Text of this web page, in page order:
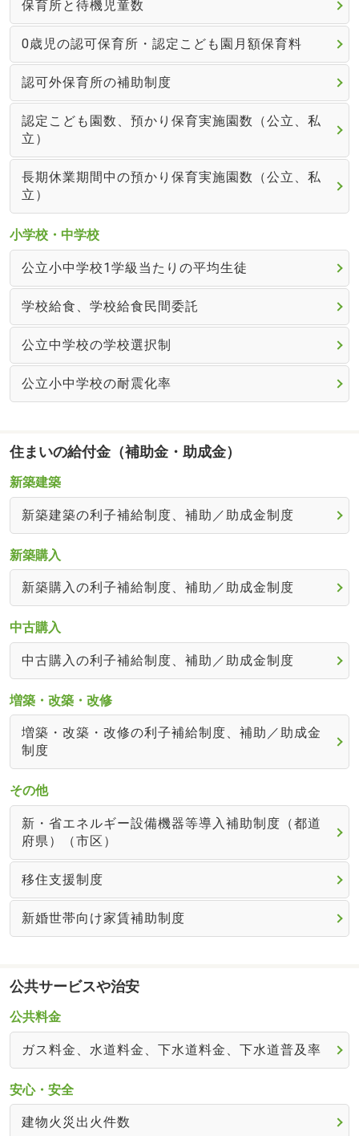
保育所と待機児童数
0歳児の認可保育所・認定こども園月額保育料
認可外保育所の補助制度
認定こども園数、預かり保育実施園数（公立、私
立）
長期休業期間中の預かり保育実施園数（公立、私
立）
小学校・中学校
公立小中学校1学級当たりの平均生徒
学校給食、学校給食民間委託
公立中学校の学校選択制
公立小中学校の耐震化率
住まいの給付金（補助金・助成金）
新築建築
新築建築の利子補給制度、補助／助成金制度
新築購入
新築購入の利子補給制度、補助／助成金制度
中古購入
中古購入の利子補給制度、補助／助成金制度
増築・改築・改修
増築・改築・改修の利子補給制度、補助／助成金
制度
その他
新・省エネルギー設備機器等導入補助制度（都道
府県）（市区）
移住支援制度
新婚世帯向け家賃補助制度
公共サービスや治安
公共料金
ガス料金、水道料金、下水道料金、下水道普及率
安心・安全
建物火災出火件数